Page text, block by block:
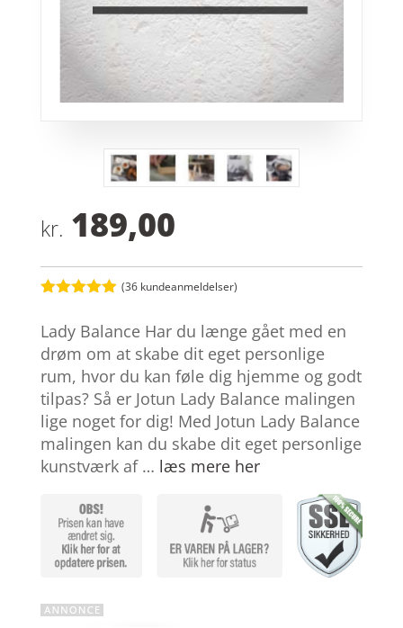
kr. 189,00
ud af 5
baseret på
kundebedøm
melser
(36 kundeanmeldelser)
Lady Balance Har du længe gået med en
drøm om at skabe dit eget personlige
rum, hvor du kan føle dig hjemme og godt
tilpas? Så er Jotun Lady Balance malingen
lige noget for dig! Med Jotun Lady Balance
malingen kan du skabe dit eget personlige
kunstværk af … læs mere her